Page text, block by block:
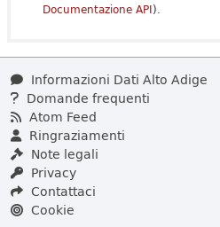
Documentazione API).
Informazioni Dati Alto Adige
Domande frequenti
Atom Feed
Ringraziamenti
Note legali
Privacy
Contattaci
Cookie